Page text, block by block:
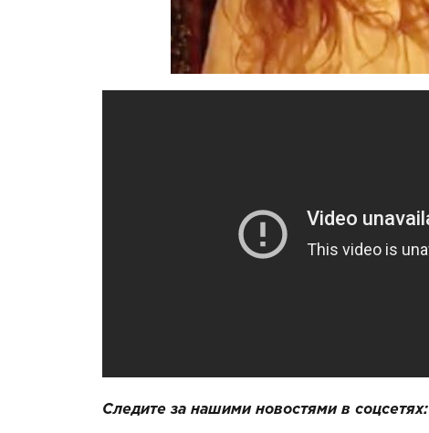
Следите за нашими новостями в соцсетях: